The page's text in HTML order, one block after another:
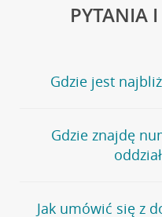
PYTANIA
Gdzie jest
Jeśli szukasz oddziału
stronęPlacówki i
wygodna wyszukiwarka.
oddziałów
Gdzie znajdę
Bank Credit Agricole nie
Jak umówić się z